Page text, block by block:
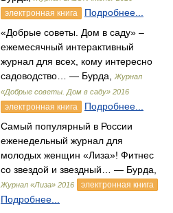
электронная книга
Подробнее...
«Добрые советы. Дом в саду» –
ежемесячный интерактивный
журнал для всех, кому интересно
садоводство… — Бурда,
Журнал
«Добрые советы. Дом в саду» 2016
электронная книга
Подробнее...
Самый популярный в России
еженедельный журнал для
молодых женщин «Лиза»! Фитнес
со звездой и звездный… — Бурда,
Журнал «Лиза» 2016 электронная книга
Подробнее...